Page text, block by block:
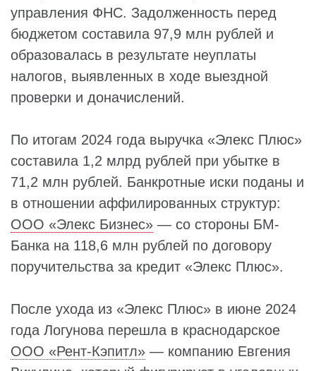
управления ФНС. Задолженность перед
бюджетом составила 97,9 млн рублей и
образовалась в результате неуплаты
налогов, выявленных в ходе выездной
проверки и доначислений.
По итогам 2024 года выручка «Элекс Плюс»
составила 1,2 млрд рублей при убытке в
71,2 млн рублей. Банкротные иски поданы и
в отношении аффилированных структур:
ООО «Элекс Бизнес» — со стороны БМ-
Банка на 118,6 млн рублей по договору
поручительства за кредит «Элекс Плюс».
После ухода из «Элекс Плюс» в июне 2024
года Логунова перешла в краснодарское
ООО «Рент-Кэпитл» — компанию Евгения